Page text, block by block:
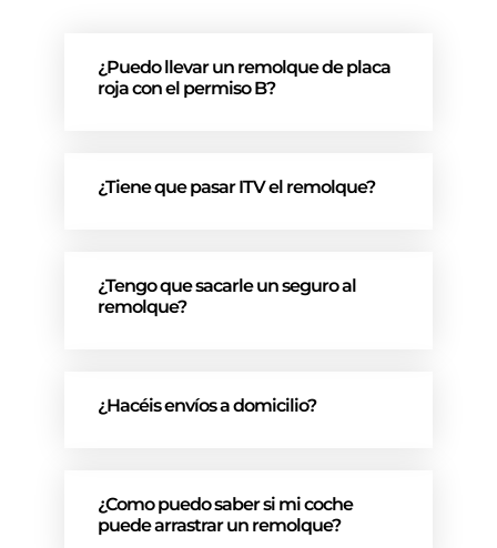
¿Puedo llevar un remolque de placa
roja con el permiso B?
¿Tiene que pasar ITV el remolque?
¿Tengo que sacarle un seguro al
remolque?
¿Hacéis envíos a domicilio?
¿Como puedo saber si mi coche
puede arrastrar un remolque?